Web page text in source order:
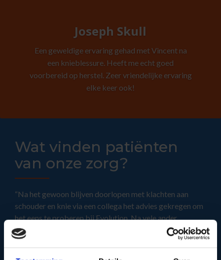
Joseph Skull
Een geweldige ervaring gehad met Vincent na
een knieblessure. Heeft me echt goed
voorbereid op herstel. Zeer vriendelijke ervaring
elke keer ook!
Wat vinden patiënten
van onze zorg?
“Na het gewoon blijven doorlopen met klachten aan
schouder en knie via een collega het advies gekregen om
het eens te proberen bij Evolution. Na vele ander
pogingen bij concullega's niet het resultaat kunnen
behalen als wat deze experts wel hebben kunnen doen.